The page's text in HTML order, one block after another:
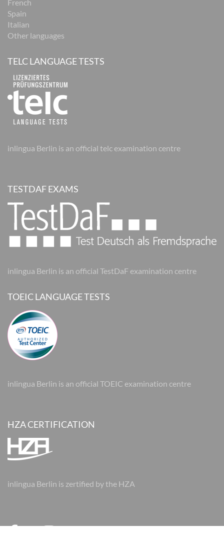
French
Spain
Italian
Other languages
TELC LANGUAGE TESTS
inlingua Berlin is an official telc examination centre
TESTDAF EXAMS
inlingua Berlin is an official TestDaF examination centre
TOEIC LANGUAGE TESTS
inlingua Berlin is an official TOEIC examination centre
HZA CERTIFICATION
inlingua Berlin is zertified by the HZA